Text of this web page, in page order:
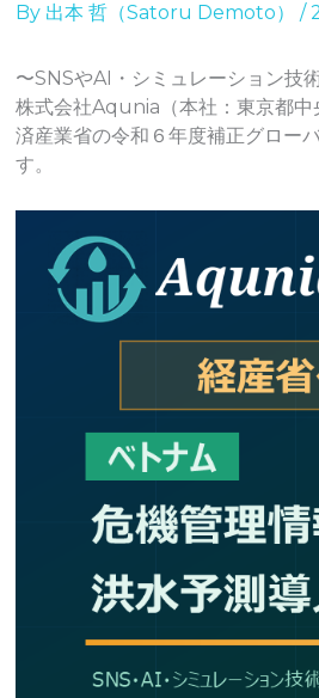
By 出本 哲（Satoru Demoto） /
〜SNSやAI・シミュレーション技
株式会社Aqunia（本社：東京都
済産業省の令和６年度補正グロー
す。